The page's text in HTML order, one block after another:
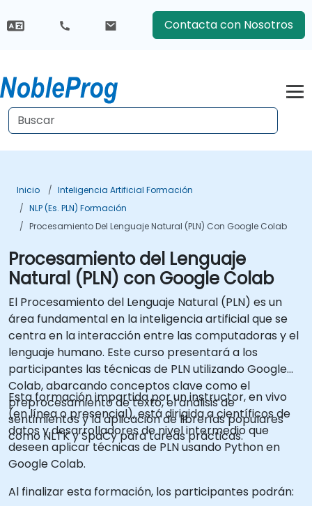
Contacta con Nosotros
Inicio
Inteligencia Artificial Formación
NLP (es. PLN) Formación
Procesamiento Del Lenguaje Natural (PLN) Con Google Colab
Procesamiento del Lenguaje
Natural (PLN) con Google Colab
El Procesamiento del Lenguaje Natural (PLN) es un
área fundamental en la inteligencia artificial que se
centra en la interacción entre las computadoras y el
lenguaje humano. Este curso presentará a los
participantes las técnicas de PLN utilizando Google
Colab, abarcando conceptos clave como el
preprocesamiento de texto, el análisis de
sentimientos y la aplicación de librerías populares
como NLTK y SpaCy para tareas prácticas.
Esta formación impartida por un instructor, en vivo
(en línea o presencial), está dirigida a científicos de
datos y desarrolladores de nivel intermedio que
deseen aplicar técnicas de PLN usando Python en
Google Colab.
Al finalizar esta formación, los participantes podrán: